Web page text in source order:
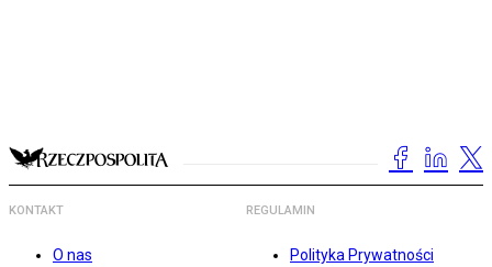
KONTAKT
O nas
REGULAMIN
Polityka Prywatności